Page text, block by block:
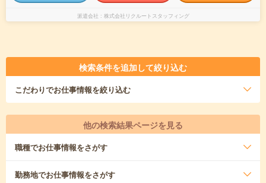
派遣会社 株式会社リクルートスタッフィング
検索条件を追加して絞り込む
こだわりでお仕事情報を絞り込む
他の検索結果ページを見る
職種でお仕事情報をさがす
勤務地でお仕事情報をさがす